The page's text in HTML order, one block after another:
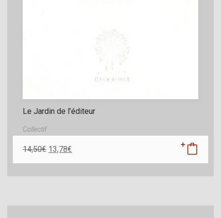
Le Jardin de l’éditeur
Collectif
14,50€ 13,78€